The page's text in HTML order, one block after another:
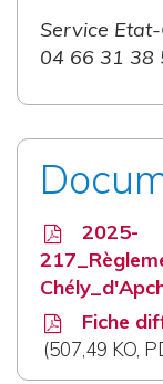
Service
04 66 31 38
2025-
Fiche
507,49 KO ,